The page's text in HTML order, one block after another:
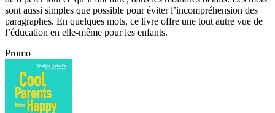
sont aussi simples que possible pour éviter l’incompréhension des
paragraphes. En quelques mots, ce livre offre une tout autre vue de
l’éducation en elle-même pour les enfants.
Promo